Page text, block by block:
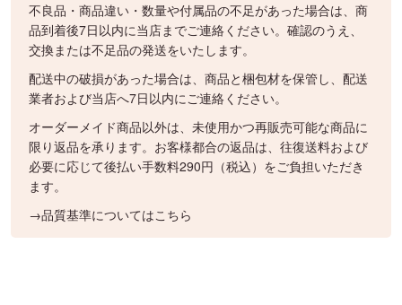
不良品・商品違い・数量や付属品の不足があった場合は、商
品到着後7日以内に当店までご連絡ください。確認のうえ、
交換または不足品の発送をいたします。
配送中の破損があった場合は、商品と梱包材を保管し、配送
業者および当店へ7日以内にご連絡ください。
オーダーメイド商品以外は、未使用かつ再販売可能な商品に
限り返品を承ります。お客様都合の返品は、往復送料および
必要に応じて後払い手数料290円（税込）をご負担いただき
ます。
→品質基準についてはこちら